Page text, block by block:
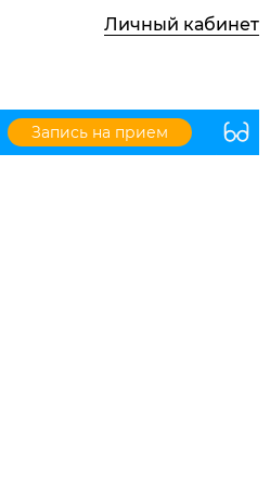
Личный кабинет
Запись на прием